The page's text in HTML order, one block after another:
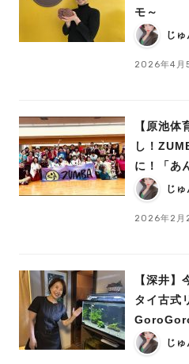
モ～
じゅ
2026年4月
【原池
し！
に！「あ
じゅ
2026年2月
【深井】
タイ古式
じゅ